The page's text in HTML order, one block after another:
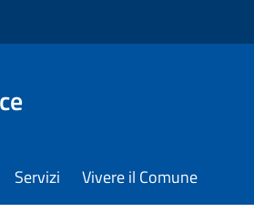
Servizi Vivere il Comune